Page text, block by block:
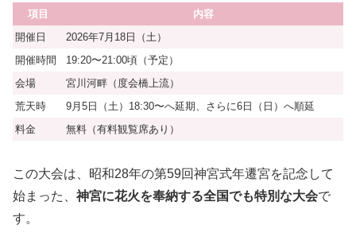
項目
内容
開催日
2026年7月18日（土）
開催時間
19:20〜21:00頃（予定）
会場
宮川河畔（度会橋上流）
荒天時
9月5日（土）18:30〜へ延期、さらに6日（日）へ順延
料金
無料（有料観覧席あり）
この大会は、昭和28年の第59回神宮式年遷宮を記念して
始まった、 神宮に花火を奉納する全国でも特別な大会で
す。